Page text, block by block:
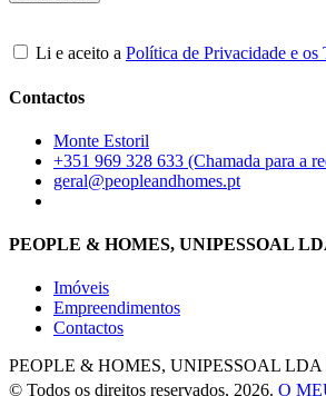
Li e aceito a Política de Privacidade e os
Contactos
Monte Estoril
+351 969 328 633 (Chamada para a
geral@peopleandhomes.pt
PEOPLE & HOMES, UNIPESSOAL
Imóveis
Empreendimentos
Contactos
PEOPLE & HOMES, UNIPESSOAL LDA
© Todos os direitos reservados, 2026. O